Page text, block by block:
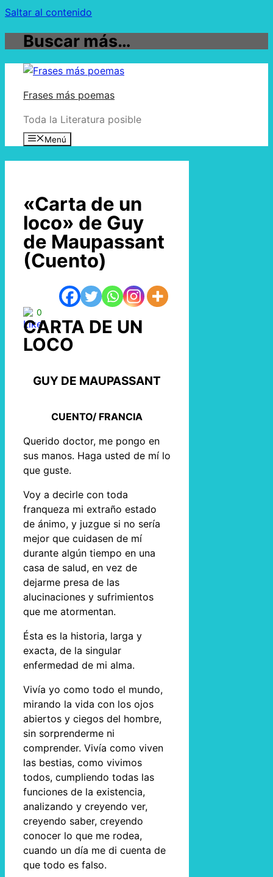
Saltar al contenido
Buscar más…
Frases más poemas
Toda la Literatura posible
Menú
«Carta de un
loco» de Guy
de Maupassant
(Cuento)
0
CARTA DE UN
LOCO
GUY DE MAUPASSANT
CUENTO/ FRANCIA
Querido doctor, me pongo en
sus manos. Haga usted de mí lo
que guste.
Voy a decirle con toda
franqueza mi extraño estado
de ánimo, y juzgue si no sería
mejor que cuidasen de mí
durante algún tiempo en una
casa de salud, en vez de
dejarme presa de las
alucinaciones y sufrimientos
que me atormentan.
Ésta es la historia, larga y
exacta, de la singular
enfermedad de mi alma.
Vivía yo como todo el mundo,
mirando la vida con los ojos
abiertos y ciegos del hombre,
sin sorprenderme ni
comprender. Vivía como viven
las bestias, como vivimos
todos, cumpliendo todas las
funciones de la existencia,
analizando y creyendo ver,
creyendo saber, creyendo
conocer lo que me rodea,
cuando un día me di cuenta de
que todo es falso.